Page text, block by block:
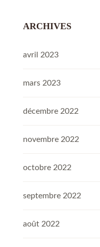
ARCHIVES
avril 2023
mars 2023
décembre 2022
novembre 2022
octobre 2022
septembre 2022
août 2022